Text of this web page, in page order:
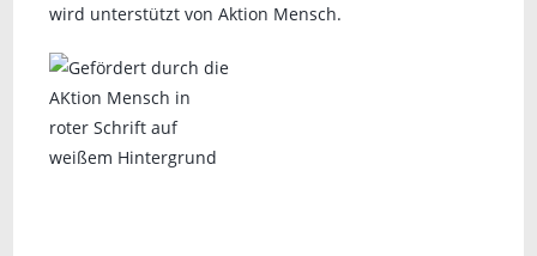
wird unterstützt von Aktion Mensch.